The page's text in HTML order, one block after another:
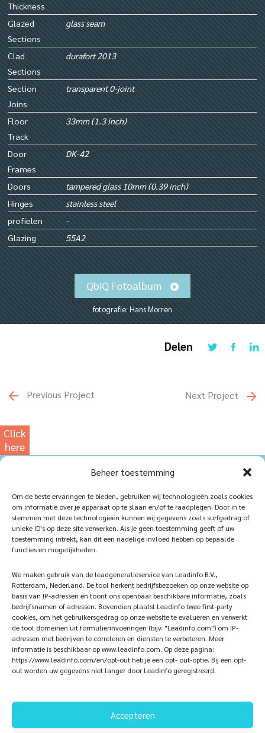
Beheer toestemming
Om de beste ervaringen te bieden, gebruiken wij technologieën zoals cookies
om informatie over je apparaat op te slaan en/of te raadplegen. Door in te
stemmen met deze technologieën kunnen wij gegevens zoals surfgedrag of
unieke ID's op deze site verwerken. Als je geen toestemming geeft of uw
toestemming intrekt, kan dit een nadelige invloed hebben op bepaalde
functies en mogelijkheden.
We maken gebruik van de leadgeneratieservice van Leadinfo B.V.,
Rotterdam, Nederland. De tool herkent bedrijfsbezoeken op onze website op
basis van IP-adressen en toont ons openbaar beschikbare informatie, zoals
bedrijfsnamen of adressen. Bovendien plaatst Leadinfo twee first-party
cookies, om het gebruikersgedrag op onze website te evalueren en verwerkt
de tool domeinen uit formulierinvoeringen (bijv. "Leadinfo.com") om IP-
adressen met bedrijven te correleren en diensten te verbeteren. Meer
informatie is beschikbaar op www.leadinfo.com. Op deze pagina:
https://www.leadinfo.com/en/opt-out heb je een opt- out-optie. Bij een opt-
out worden uw gegevens niet langer door Leadinfo geregistreerd.
Accepteren
Thickness
Glazed
Sections
glass seam
Clad
Sections
durafort 2013
Section
Joins
transparent 0-joint
Floor
Track
33mm (1.3 inch)
Door
Frames
DK-42
Doors
tampered glass 10mm (0.39 inch)
Hinges
stainless steel
profielen
-
Glazing
55A2
QbiQ Fotoalbum
fotografie: Hans Morren
Delen
Previous Project Next Project
Click
here
for
Home
Products
iQ Atelier
References
Sustainablility
Vacancies
Contact
Veelgestelde vragen
Follow Us Subscribe now!